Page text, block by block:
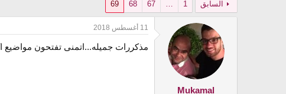
د
ئ
م
و
ر
ي
السابق 1
…
67
68
69
Mukamal
11 أغسطس 2018
مذكررات جميله...اتمنى تفتحون